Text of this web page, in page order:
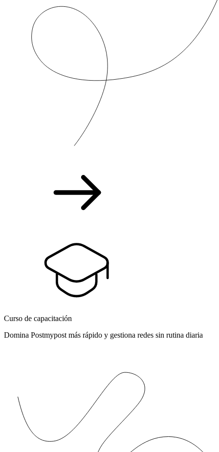
Curso de capacitación
Domina Postmypost más rápido y gestiona redes sin rutina diaria